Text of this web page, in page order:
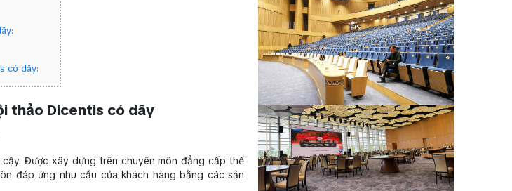
có dây:
thảo Dicentis có dây
Được xây dựng trên chuyên môn đẳng cấp thế
đáp ứng nhu cầu của khách hàng bằng các sản